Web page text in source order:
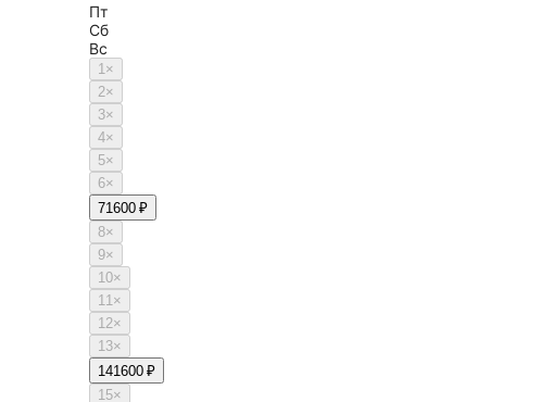
Пт
Сб
Вс
1×
2×
3×
4×
5×
6×
71600 ₽
8×
9×
10×
11×
12×
13×
141600 ₽
15×